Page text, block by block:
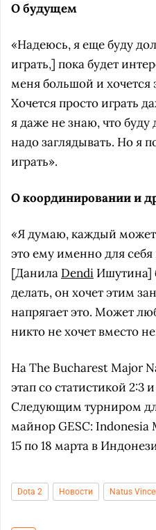
О будущем
«Надеюсь, я еще буду
играть,] пока будет
меня большой и хочется
Хочется просто играть
я даже не знаю, что буду
надо заглядывать. Но я
играть».
О координировании и
«Я думаю, каждый может
это ему именно для
[Данила Dendi Ишутина]
делать, он хочет этим
напрягает это. Может
никто не хочет вместо
На The Bucharest Major
этап со статистикой
Следующим турниром
майнор GESC: Indonesia
15 по 18 марта в
Dota 2 Новости Natus